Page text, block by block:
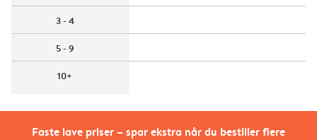
Faste lave priser – spar ekstra når du bestiller flere
3 - 4
5 - 9
10+